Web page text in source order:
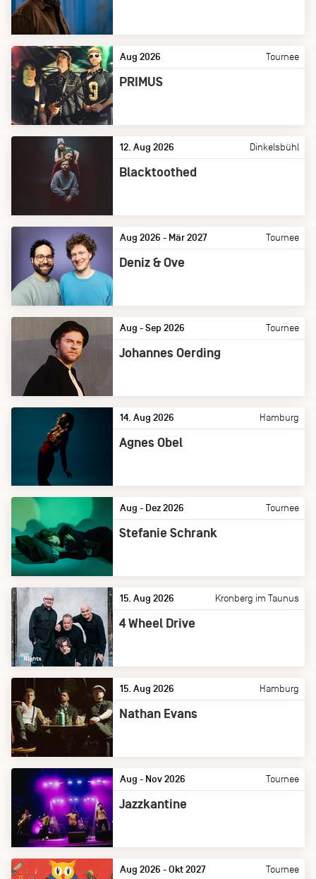
Tournee
Aug 2026
PRIMUS
Dinkelsbühl
12. Aug 2026
Blacktoothed
Tournee
Aug 2026 - Mär 2027
Deniz & Ove
Tournee
Aug - Sep 2026
Johannes Oerding
Hamburg
14. Aug 2026
Agnes Obel
Tournee
Aug - Dez 2026
Stefanie Schrank
Kronberg im Taunus
15. Aug 2026
4 Wheel Drive
Hamburg
15. Aug 2026
Nathan Evans
Tournee
Aug - Nov 2026
Jazzkantine
Tournee
Aug 2026 - Okt 2027